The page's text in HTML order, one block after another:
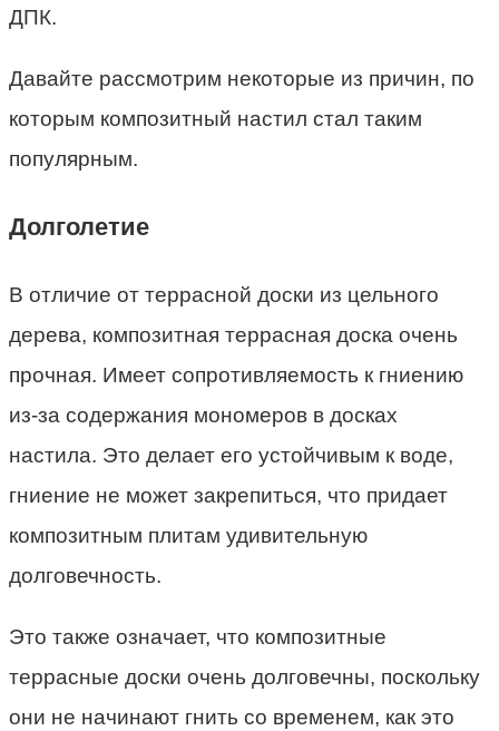
ДПК.
Давайте рассмотрим некоторые из причин, по
которым композитный настил стал таким
популярным.
Долголетие
В отличие от террасной доски из цельного
дерева, композитная террасная доска очень
прочная. Имеет сопротивляемость к гниению
из-за содержания мономеров в досках
настила. Это делает его устойчивым к воде,
гниение не может закрепиться, что придает
композитным плитам удивительную
долговечность.
Это также означает, что композитные
террасные доски очень долговечны, поскольку
они не начинают гнить со временем, как это